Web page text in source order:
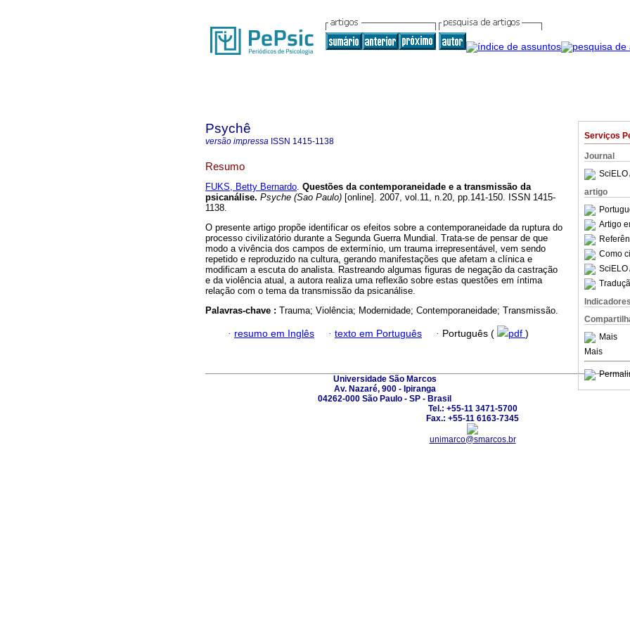
Serviços
Journal
SciELO
artigo
Artigo
Como
SciELO
Indicadores
Mais
Mais
Psychê
versão impressa ISSN 1415-1138
Resumo
FUKS, Betty Bernardo. Questões da contemporaneidade e a transmissão da
psicanálise. Psyche (Sao Paulo) [online]. 2007, vol.11, n.20, pp.141-150. ISSN 1415-
1138.
O presente artigo propõe identificar os efeitos sobre a contemporaneidade da ruptura do
processo civilizatório durante a Segunda Guerra Mundial. Trata-se de pensar de que
modo a vivência dos campos de extermínio, um trauma irrepresentável, vem sendo
repetido e reproduzido na cultura, gerando manifestações que afetam a clínica e
modificam a escuta do analista. Rastreando algumas figuras de negação da castração
e da violência atual, a autora realiza uma reflexão sobre estas questões em íntima
relação com o tema da transmissão da psicanálise.
Palavras-chave : Trauma; Violência; Modernidade; Contemporaneidade; Transmissão.
· resumo em Inglês · texto em Português · Português ( pdf )
Universidade São Marcos
Av. Nazaré, 900 - Ipiranga
04262-000 São Paulo - SP - Brasil
Tel.: +55-11 3471-5700
Fax.: +55-11 6163-7345
unimarco@smarcos.br